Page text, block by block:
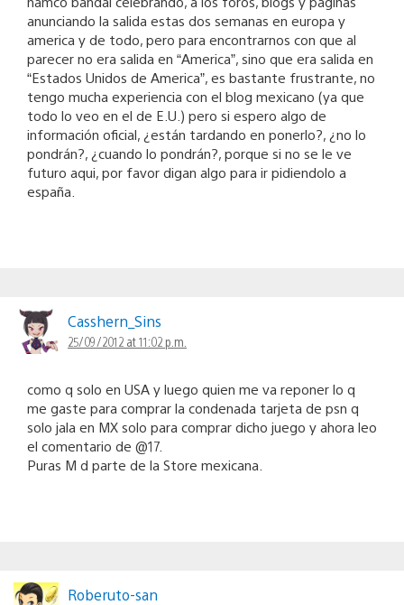
anunciando la salida estas dos semanas en europa y
america y de todo, pero para encontrarnos con que al
parecer no era salida en “America”, sino que era salida en
“Estados Unidos de America”, es bastante frustrante, no
tengo mucha experiencia con el blog mexicano (ya que
todo lo veo en el de E.U.) pero si espero algo de
información oficial, ¿están tardando en ponerlo?, ¿no lo
pondrán?, ¿cuando lo pondrán?, porque si no se le ve
futuro aqui, por favor digan algo para ir pidiendolo a
españa.
Casshern_Sins
25/09/2012 at 11:02 p.m.
como q solo en USA y luego quien me va reponer lo q
me gaste para comprar la condenada tarjeta de psn q
solo jala en MX solo para comprar dicho juego y ahora leo
el comentario de @17.
Puras M d parte de la Store mexicana.
Roberuto-san